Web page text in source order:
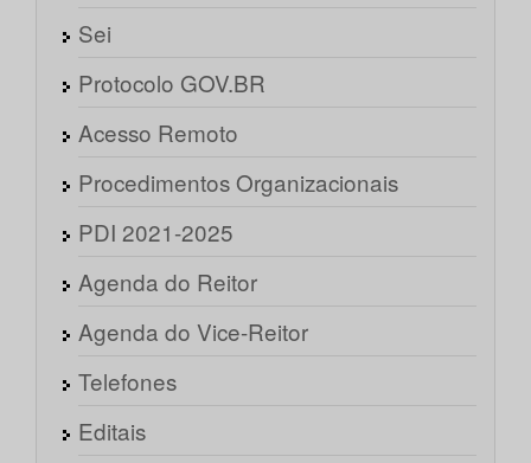
Sei
Protocolo GOV.BR
Acesso Remoto
Procedimentos Organizacionais
PDI 2021-2025
Agenda do Reitor
Agenda do Vice-Reitor
Telefones
Editais